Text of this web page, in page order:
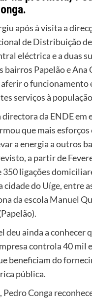
após à visita a
de Distribuição
eléctrica e a duas
bairros Papelão e Ana
o funcionamento
serviços à
directora da ENDE em
que mais esforços
a energia a outros
a partir de
350 ligações
cidade do Uíge, entre
da escola Manuel
deu ainda a conhecer
controla 40 mil
beneficiam do
pública.
Pedro Conga